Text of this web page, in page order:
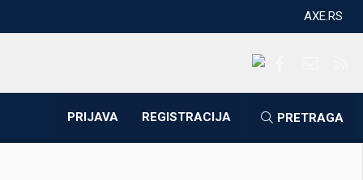
AXE.RS
PRIJAVA REGISTRACIJA PRETRAGA